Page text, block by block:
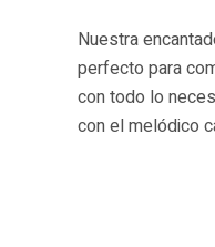
Nuestra
perfecto para
con todo lo
con el melódico